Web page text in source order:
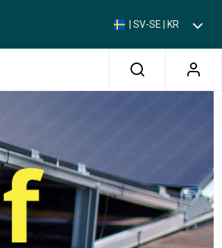
| SV-SE | KR